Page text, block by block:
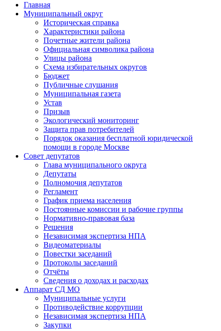
Главная
Муниципальный округ
Историческая справка
Характеристики района
Почетные жители района
Официальная символика района
Улицы района
Схема избирательных округов
Бюджет
Публичные слушания
Муниципальная газета
Устав
Призыв
Экологический мониторинг
Защита прав потребителей
Порядок оказания бесплатной юридической
помощи в городе Москве
Совет депутатов
Глава муниципального округа
Депутаты
Полномочия депутатов
Регламент
График приема населения
Постоянные комиссии и рабочие группы
Нормативно-правовая база
Решения
Независимая экспертиза НПА
Видеоматериалы
Повестки заседаний
Протоколы заседаний
Отчёты
Сведения о доходах и расходах
Аппарат СД МО
Муниципальные услуги
Противодействие коррупции
Независимая экспертиза НПА
Закупки